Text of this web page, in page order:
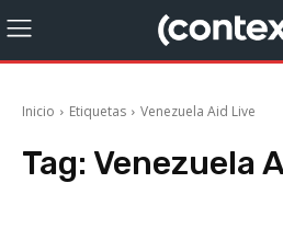
Inicio Etiquetas Venezuela Aid Live
Tag: Venezuela